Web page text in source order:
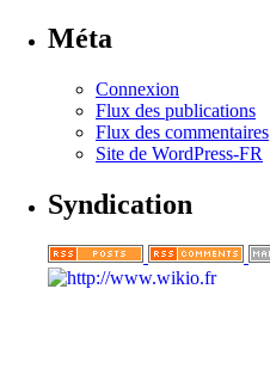
Méta
Connexion
Flux des publications
Flux des commentaires
Site de WordPress-FR
Syndication